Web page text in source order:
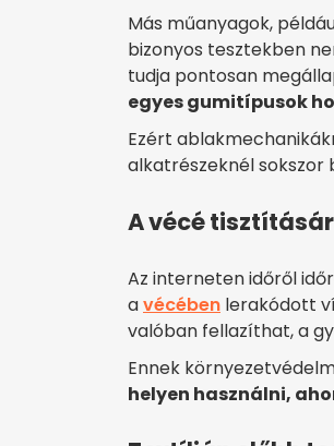
Más műanyagok,
bizonyos tesztekben
tudja pontosan
egyes gumitípusok
Ezért
alkatrészeknél sokszor
A vécé
Az interneten időről
avécében lerakódott
valóban fellazíthat, a
Ennek
helyen használni,